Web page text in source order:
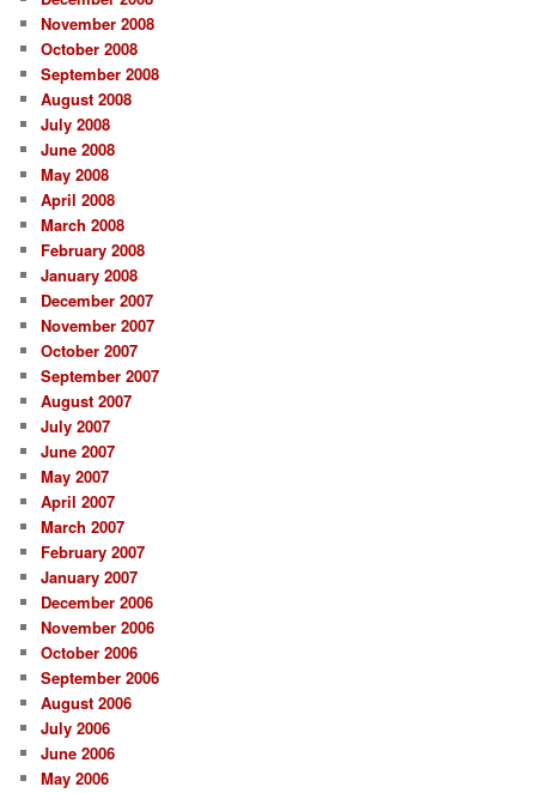
November 2008
October 2008
September 2008
August 2008
July 2008
June 2008
May 2008
April 2008
March 2008
February 2008
January 2008
December 2007
November 2007
October 2007
September 2007
August 2007
July 2007
June 2007
May 2007
April 2007
March 2007
February 2007
January 2007
December 2006
November 2006
October 2006
September 2006
August 2006
July 2006
June 2006
May 2006